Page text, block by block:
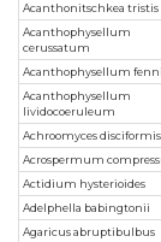
Acanthonitschkea tristis
Acanthophysellum
cerussatum
Acanthophysellum
Acanthophysellum
lividocoeruleum
Achroomyces disciformis
Acrospermum
Actidium hysterioides
Adelphella babingtonii
Agaricus abruptibulbus